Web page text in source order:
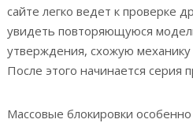
сайте легко ведет к проверке
увидеть повторяющуюся
утверждения, схожую
После этого начинается серия
Массовые блокировки